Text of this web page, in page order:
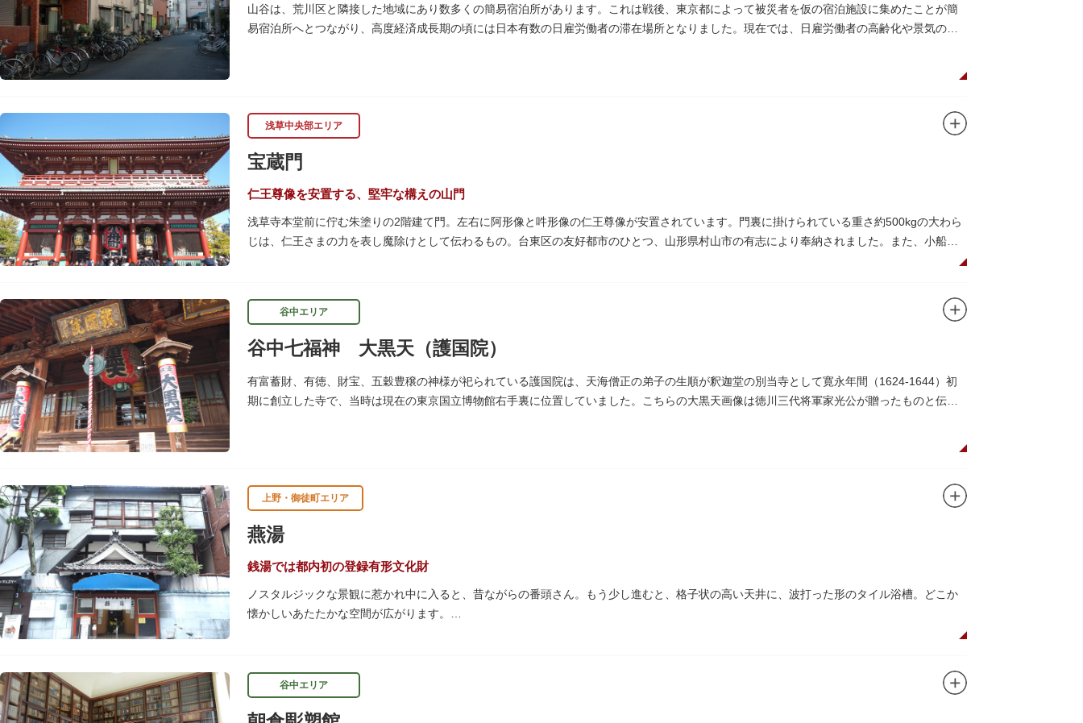
山谷は、荒川区と隣接した地域にあり数多くの簡易宿泊所があります。これは戦後、東京都によって被災者を仮の宿泊施設に集めたことが簡
易宿泊所へとつながり、高度経済成長期の頃には日本有数の日雇労働者の滞在場所となりました。現在では、日雇労働者の高齢化や景気の低
浅草中央部エリア
宝蔵門
仁王尊像を安置する、堅牢な構えの山門
浅草寺本堂前に佇む朱塗りの2階建て門。左右に阿形像と吽形像の仁王尊像が安置されています。門裏に掛けられている重さ約500kgの大わら
じは、仁王さまの力を表し魔除けとして伝わるもの。台東区の友好都市のひとつ、山形県村山市の有志により奉納されました。また、小船町
宝蔵門は、平安時代、武蔵守に任命された平公雅（たいらのきみまさ）により、祈願成就の御礼として942年に建立されました。数度の火災を
経て、現在の門は1964年にホテルニューオオタニ創始者・大谷米太郎の寄進により本瓦葺きで再建された（2007年チタン瓦に葺き替え）楼門
です。上層部には仏教の経典である『元版⼀切経（げんばんいっさいきょう）』や寺宝が収蔵されています。
谷中エリア
谷中七福神 大黒天（護国院）
有富蓄財、有徳、財宝、五穀豊穣の神様が祀られている護国院は、天海僧正の弟子の生順が釈迦堂の別当寺として寛永年間（1624-1644）初
期に創立した寺で、当時は現在の東京国立博物館右手裏に位置していました。こちらの大黒天画像は徳川三代将軍家光公が贈ったものと伝え
上野・御徒町エリア
燕湯
銭湯では都内初の登録有形文化財
ノスタルジックな景観に惹かれ中に入ると、昔ながらの番頭さん。もう少し進むと、格子状の高い天井に、波打った形のタイル浴槽。どこか
懐かしいあたたかな空間が広がります。
早朝6時から営業しており、すべての浴槽で46度のお湯が提供されています。常連の方々を魅了するのは早朝のこの少し熱めの温度のお湯と昔
店頭の屋根瓦や格子型天井等も昭和から引き継がれてきている歴史あるものです。お立ち寄りの際は、有形文化財に指定されたその景観も、
ぜひゆったりとご覧ください。
谷中エリア